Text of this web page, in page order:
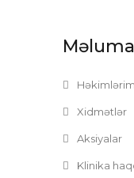
Xidmətlər
Aksiyalar
Klinika